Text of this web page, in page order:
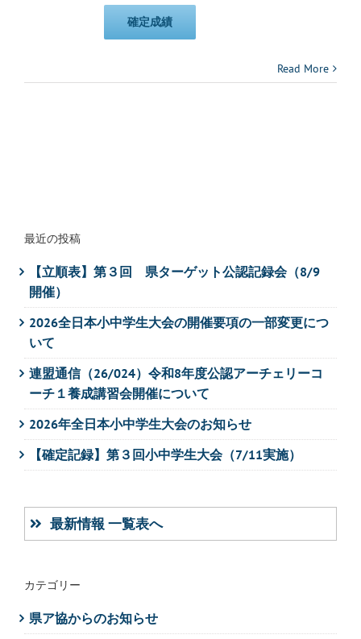
確定成績
Read More
最近の投稿
【立順表】第３回 県ターゲット公認記録会（8/9
開催）
2026全日本小中学生大会の開催要項の一部変更につ
いて
連盟通信（26/024）令和8年度公認アーチェリーコ
ーチ１養成講習会開催について
2026年全日本小中学生大会のお知らせ
【確定記録】第３回小中学生大会（7/11実施）
最新情報 一覧表へ
カテゴリー
県ア協からのお知らせ